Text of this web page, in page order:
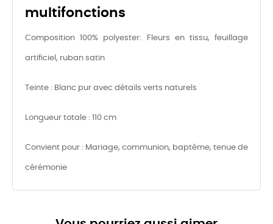
multifonctions
Composition 100% polyester: Fleurs en tissu, feuillage
artificiel, ruban satin
Teinte : Blanc pur avec détails verts naturels
Longueur totale : 110 cm
Convient pour : Mariage, communion, baptême, tenue de
cérémonie